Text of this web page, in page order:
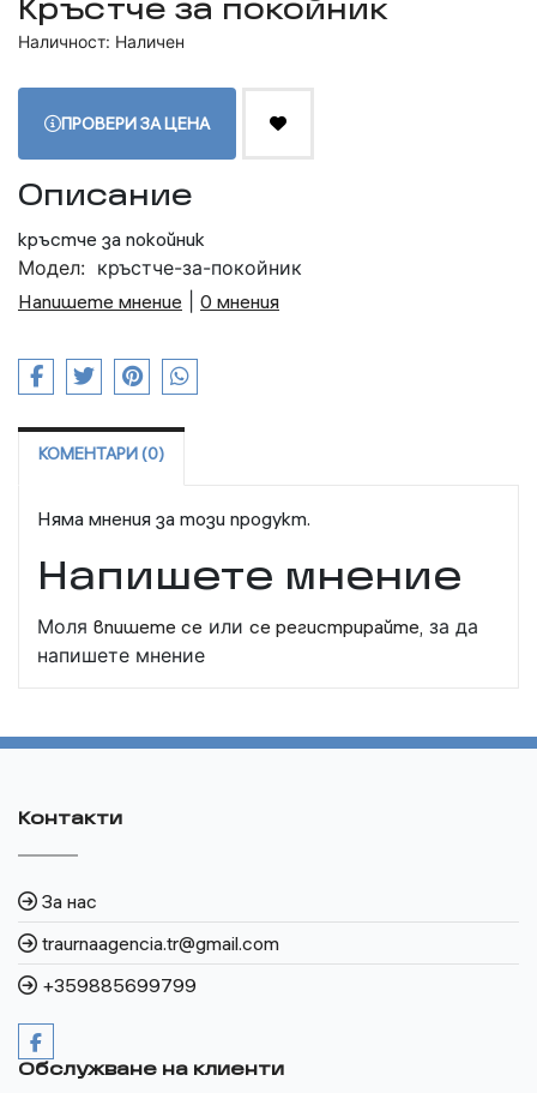
Кръстче за покойник
Наличност: Наличен
ПРОВЕРИ ЗА ЦЕНА
Описание
кръстче за покойник
Модел: кръстче-за-покойник
Напишете мнение
0 мнения
КОМЕНТАРИ (0)
Няма мнения за този продукт.
Напишете мнение
Моля впишете се или се регистрирайте, за да
напишете мнение
Контакти
За нас
traurnaagencia.tr@gmail.com
+359885699799
Обслужване на клиенти